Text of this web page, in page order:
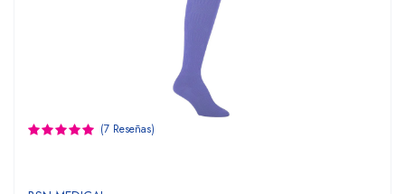
(7 Reseñas)